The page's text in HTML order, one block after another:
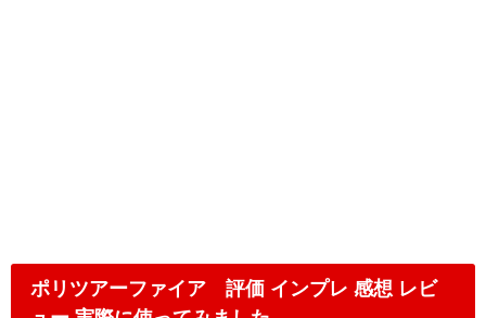
ポリツアーファイア 評価 インプレ 感想 レビ